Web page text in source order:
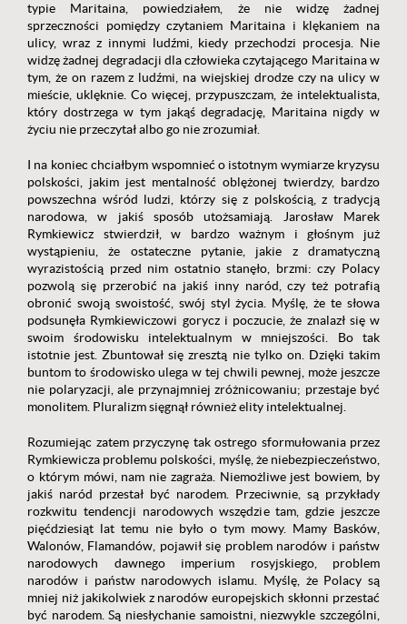
typie Maritaina, powiedziałem, że nie widzę żadnej
sprzeczności pomiędzy czytaniem Maritaina i klękaniem na
ulicy, wraz z innymi ludźmi, kiedy przechodzi procesja. Nie
widzę żadnej degradacji dla człowieka czytającego Maritaina w
tym, że on razem z ludźmi, na wiejskiej drodze czy na ulicy w
mieście, uklęknie. Co więcej, przypuszczam, że intelektualista,
który dostrzega w tym jakąś degradację, Maritaina nigdy w
życiu nie przeczytał albo go nie zrozumiał.
I na koniec chciałbym wspomnieć o istotnym wymiarze kryzysu
polskości, jakim jest mentalność oblężonej twierdzy, bardzo
powszechna wśród ludzi, którzy się z polskością, z tradycją
narodowa, w jakiś sposób utożsamiają. Jarosław Marek
Rymkiewicz stwierdził, w bardzo ważnym i głośnym już
wystąpieniu, że ostateczne pytanie, jakie z dramatyczną
wyrazistością przed nim ostatnio stanęło, brzmi: czy Polacy
pozwolą się przerobić na jakiś inny naród, czy też potrafią
obronić swoją swoistość, swój styl życia. Myślę, że te słowa
podsunęła Rymkiewiczowi gorycz i poczucie, że znalazł się w
swoim środowisku intelektualnym w mniejszości. Bo tak
istotnie jest. Zbuntował się zresztą nie tylko on. Dzięki takim
buntom to środowisko ulega w tej chwili pewnej, może jeszcze
nie polaryzacji, ale przynajmniej zróżnicowaniu; przestaje być
monolitem. Pluralizm sięgnął również elity intelektualnej.
Rozumiejąc zatem przyczynę tak ostrego sformułowania przez
Rymkiewicza problemu polskości, myślę, że niebezpieczeństwo,
o którym mówi, nam nie zagraża. Niemożliwe jest bowiem, by
jakiś naród przestał być narodem. Przeciwnie, są przykłady
rozkwitu tendencji narodowych wszędzie tam, gdzie jeszcze
pięćdziesiąt lat temu nie było o tym mowy. Mamy Basków,
Walonów, Flamandów, pojawił się problem narodów i państw
narodowych dawnego imperium rosyjskiego, problem
narodów i państw narodowych islamu. Myślę, że Polacy są
mniej niż jakikolwiek z narodów europejskich skłonni przestać
być narodem. Są niesłychanie samoistni, niezwykle szczególni,